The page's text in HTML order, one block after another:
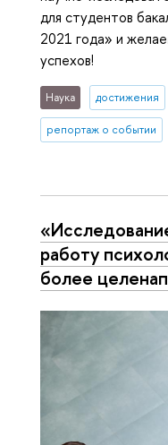
для студентов
2021 года» и
успехов!
Наука достижения
репортаж о событии
работу
более